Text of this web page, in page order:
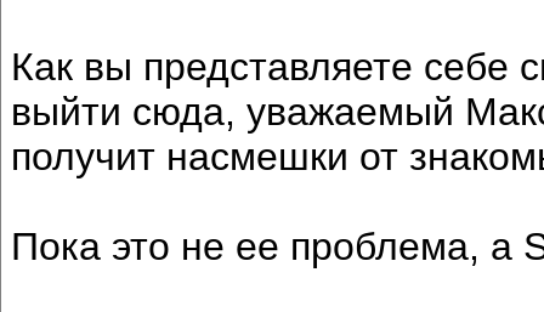
Как вы представляете себе
выйти сюда, уважаемый
получит насмешки от
Пока это не ее проблема, а